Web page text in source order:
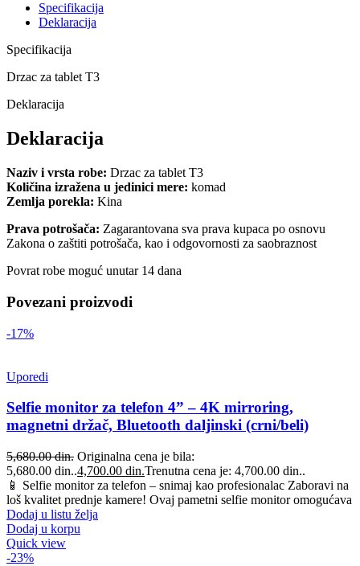
Specifikacija
Deklaracija
Specifikacija
Drzac za tablet T3
Deklaracija
Deklaracija
Naziv i vrsta robe: Drzac za tablet T3
Količina izražena u jedinici mere: komad
Zemlja porekla: Kina
Prava potrošača: Zagarantovana sva prava kupaca po osnovu
Zakona o zaštiti potrošača, kao i odgovornosti za saobraznost
Povrat robe moguć unutar 14 dana
Povezani proizvodi
-17%
Uporedi
Selfie monitor za telefon 4” – 4K mirroring,
magnetni držač, Bluetooth daljinski (crni/beli)
5,680.00din. Originalna cena je bila:
5,680.00 din..4,700.00 din.Trenutna cena je: 4,700.00 din..
📱 Selfie monitor za telefon – snimaj kao profesionalac Zaboravi na
loš kvalitet prednje kamere! Ovaj pametni selfie monitor omogućava
Dodaj u listu želja
Dodaj u korpu
Quick view
-23%